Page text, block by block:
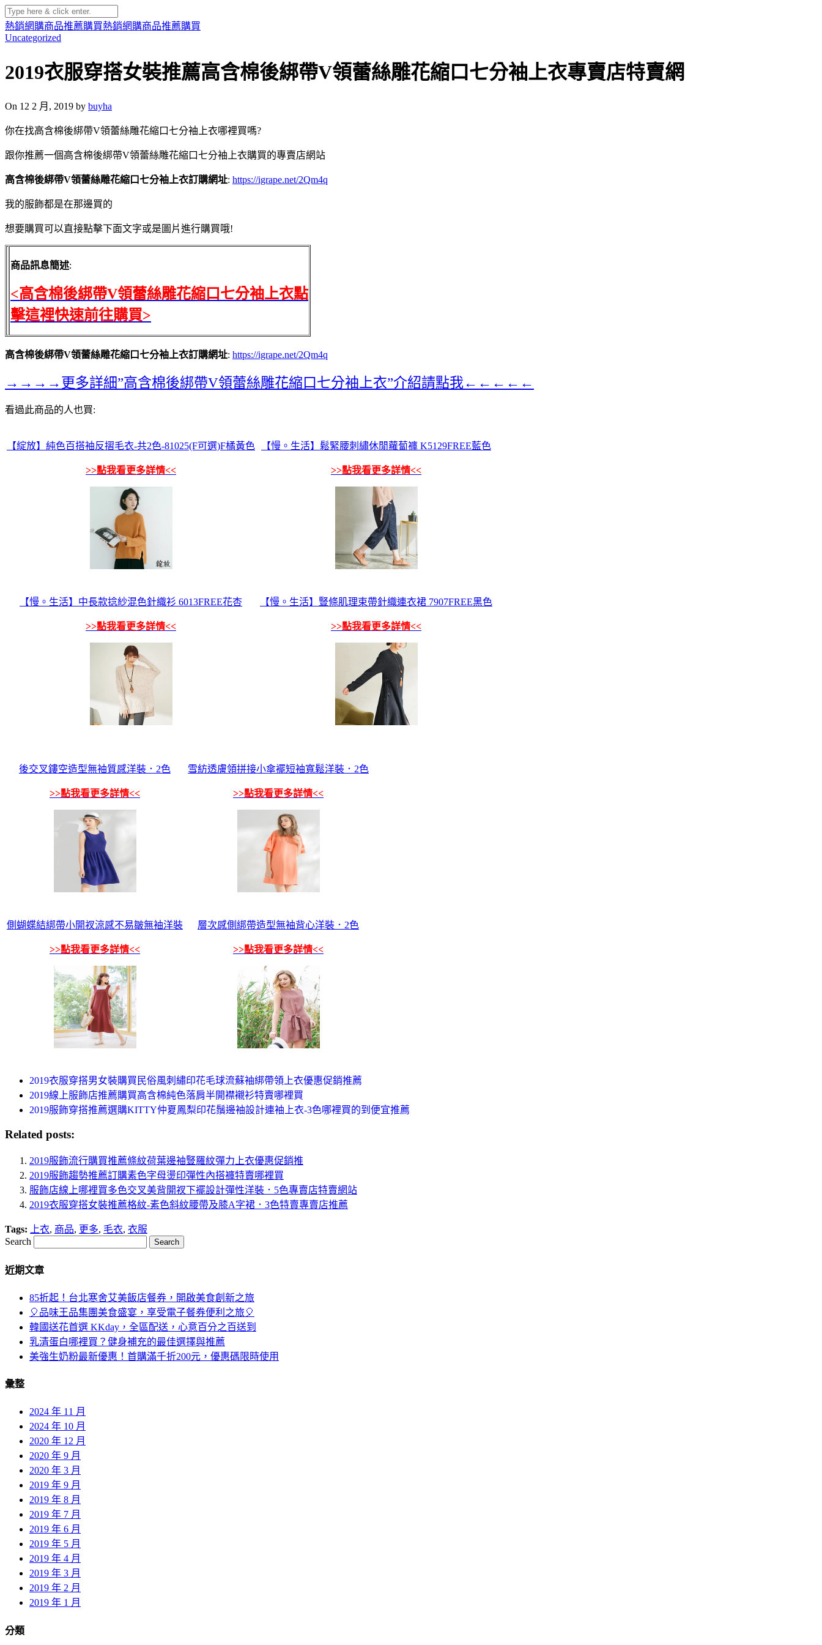
熱銷網購商品推薦購買熱銷網購商品推薦購買
Uncategorized
2019衣服穿搭女裝推薦高含棉後綁帶V領蕾絲雕花縮口七分袖上衣專賣店特賣網
On 12 2 月, 2019 by buyha
你在找高含棉後綁帶V領蕾絲雕花縮口七分袖上衣哪裡買嗎?
跟你推薦一個高含棉後綁帶V領蕾絲雕花縮口七分袖上衣購買的專賣店網站
高含棉後綁帶V領蕾絲雕花縮口七分袖上衣訂購網址: https://igrape.net/2Qm4q
我的服飾都是在那邊買的
想要購買可以直接點擊下面文字或是圖片進行購買哦!
商品訊息簡述:
<高含棉後綁帶V領蕾絲雕花縮口七分袖上衣點
擊這裡快速前往購買>
高含棉後綁帶V領蕾絲雕花縮口七分袖上衣訂購網址: https://igrape.net/2Qm4q
→→→→更多詳細”高含棉後綁帶V領蕾絲雕花縮口七分袖上衣”介紹請點我←←←←←
看過此商品的人也買:
【綻放】純色百搭袖反摺毛衣-共2色-81025(F可選)F橘黃色
>>點我看更多詳情<<
【慢。生活】鬆緊腰刺繡休閒蘿蔔褲 K5129FREE藍色
>>點我看更多詳情<<
【慢。生活】中長款捻紗混色針織衫 6013FREE花杏
>>點我看更多詳情<<
【慢。生活】豎條肌理束帶針織連衣裙 7907FREE黑色
>>點我看更多詳情<<
後交叉鏤空造型無袖質感洋裝．2色
>>點我看更多詳情<<
雪紡透膚領拼接小傘襬短袖寬鬆洋裝．2色
>>點我看更多詳情<<
側蝴蝶結綁帶小開衩涼感不易皺無袖洋裝
>>點我看更多詳情<<
層次感側綁帶造型無袖背心洋裝．2色
>>點我看更多詳情<<
2019衣服穿搭男女裝購買民俗風刺繡印花毛球流蘇袖綁帶領上衣優惠促銷推薦
2019線上服飾店推薦購買高含棉純色落肩半開襟襯衫特賣哪裡買
2019服飾穿搭推薦選購KITTY仲夏鳳梨印花鬚邊袖設計連袖上衣-3色哪裡買的到便宜推薦
Related posts:
2019服飾流行購買推薦條紋荷葉邊袖豎羅紋彈力上衣優惠促銷推
2019服飾趨勢推薦訂購素色字母燙印彈性內搭褲特賣哪裡買
服飾店線上哪裡買多色交叉美背開衩下襬設計彈性洋裝．5色專賣店特賣網站
2019衣服穿搭女裝推薦格紋-素色斜紋腰帶及膝A字裙．3色特賣專賣店推薦
Tags: 上衣, 商品, 更多, 毛衣, 衣服
Search
近期文章
85折起！台北寒舍艾美飯店餐券，開啟美食創新之旅
🎈品味王品集團美食盛宴，享受電子餐券便利之旅🎈
韓國送花首選 KKday，全區配送，心意百分之百送到
乳清蛋白哪裡買？健身補充的最佳選擇與推薦
美強生奶粉最新優惠！首購滿千折200元，優惠碼限時使用
彙整
2024 年 11 月
2024 年 10 月
2020 年 12 月
2020 年 9 月
2020 年 3 月
2019 年 9 月
2019 年 8 月
2019 年 7 月
2019 年 6 月
2019 年 5 月
2019 年 4 月
2019 年 3 月
2019 年 2 月
2019 年 1 月
分類